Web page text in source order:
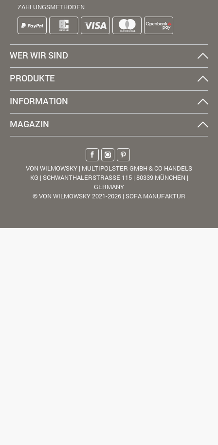
ZAHLUNGSMETHODEN
WER WIR SIND
PRODUKTE
INFORMATION
MAGAZIN
VON WILMOWSKY | MULTIPOLSTER GMBH & CO HANDELS
KG | SCHWANTHALERSTRASSE 115 | 80339 MÜNCHEN |
GERMANY
© VON WILMOWSKY 2021-2026 | SOFA MANUFAKTUR